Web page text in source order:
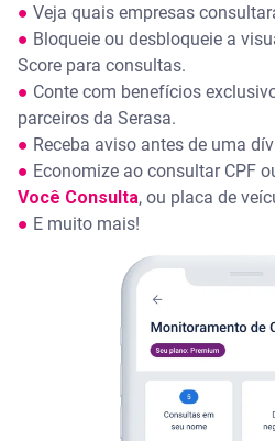
● Veja quais empresas
● Bloqueie ou desbloqueie a
Score para consultas.
● Conte com benefícios
parceiros da Serasa.
● Receba aviso antes de uma
● Economize ao consultar CPF
Você Consulta, ou placa de
● E muito mais!